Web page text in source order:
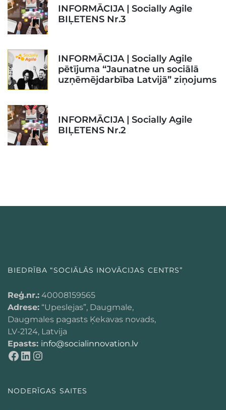
INFORMĀCIJA | Socially Agile
BIĻETENS Nr.3
INFORMĀCIJA | Socially Agile
pētījuma “Jaunatne un sociālā
uzņēmējdarbība Latvijā” ziņojums
INFORMĀCIJA | Socially Agile
BIĻETENS Nr.2
BIEDRĪBA “SOCIĀLĀS INOVĀCIJAS CENTRS”
Reģ.nr.: 40008159565
Adrese: “Upeslejas”, Daugmale,
Daugmales pagasts Ķekavas novads,
LV-2124, Latvija
Epasts: info@socialinnovation.lv
NODERĪGAS SAITES